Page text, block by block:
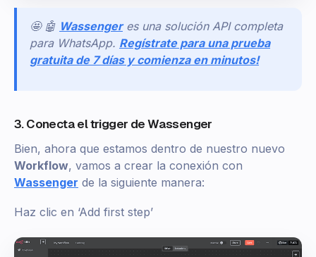
🤩 🤖 Wassenger es una solución API completa
para WhatsApp. Regístrate para una prueba
gratuita de 7 días y comienza en minutos!
3. Conecta el trigger de Wassenger
Bien, ahora que estamos dentro de nuestro nuevo
Workflow, vamos a crear la conexión con
Wassenger de la siguiente manera:
Haz clic en ‘Add first step’